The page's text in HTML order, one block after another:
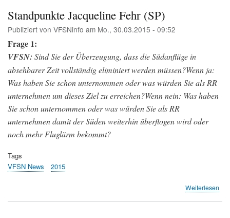
Standpunkte Jacqueline Fehr (SP)
Publiziert von VFSNinfo am Mo., 30.03.2015 - 09:52
Frage 1:
VFSN: Sind Sie der Überzeugung, dass die Südanflüge in
absehbarer Zeit vollständig eliminiert werden müssen?Wenn ja:
Was haben Sie schon unternommen oder was würden Sie als RR
unternehmen um dieses Ziel zu erreichen?Wenn nein: Was haben
Sie schon unternommen oder was würden Sie als RR
unternehmen damit der Süden weiterhin überflogen wird oder
noch mehr Fluglärm bekommt?
Tags
VFSN News
2015
Weiterlesen